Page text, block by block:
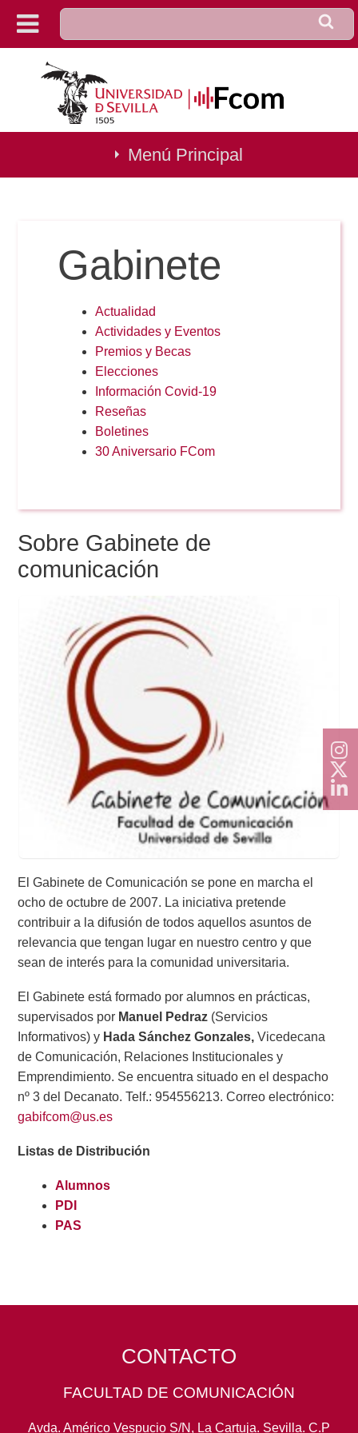
Decanato
Investigación
Conversaciones
Reservas
Periodismo
Publicidad y RR.PP
Comunicación Audiovisual
Doble Grado PER/CAV
Exámenes Grado
Periodismo
Publicidad y RR.PP
Comunicación Audiovisual
Doble Grado PER/CAV
Secretaría Virtual
#miTFG
#YoPractico
Boletines
Menú Principal
Movilidad
Biblioteca
Gabinete
Actualidad
Actividades y Eventos
Premios y Becas
Elecciones
Información Covid-19
Reseñas
Boletines
30 Aniversario FCom
Sobre Gabinete de
comunicación
El Gabinete de Comunicación se pone en marcha el
ocho de octubre de 2007. La iniciativa pretende
contribuir a la difusión de todos aquellos asuntos de
relevancia que tengan lugar en nuestro centro y que
sean de interés para la comunidad universitaria.
El Gabinete está formado por alumnos en prácticas,
supervisados por Manuel Pedraz (Servicios
Informativos) y Hada Sánchez Gonzales,Vicedecana
de Comunicación, Relaciones Institucionales y
Emprendimiento. Se encuentra situado en el despacho
nº 3 del Decanato. Telf.: 954556213. Correo electrónico:
gabifcom@us.es
Listas de Distribución
Alumnos
PDI
PAS
CONTACTO
FACULTAD DE COMUNICACIÓN
Avda. Américo Vespucio S/N, La Cartuja. Sevilla. C.P